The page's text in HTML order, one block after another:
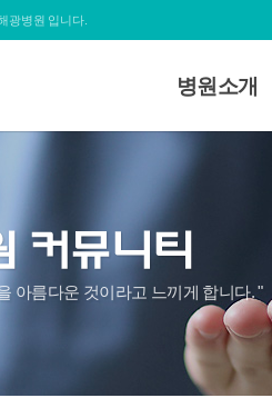
광병원 입니다.
병원소개
병원장 인사
병원연혁
심볼&로고
병원조직도
병원둘러보
찾아오시는
~ 17:00
아름다운 것이라고 느끼게 합니다. "